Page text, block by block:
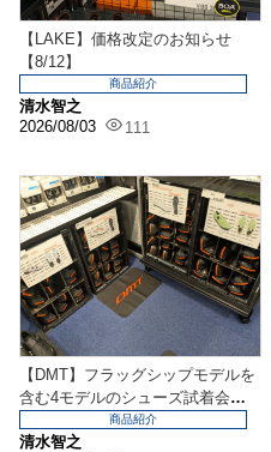
【LAKE】価格改定のお知らせ
【8/12】
清水智之
2026/08/03
111
商品紹介
【DMT】フラッグシップモデルを
含む4モデルのシューズ試着会を
開催します！
清水智之
商品紹介